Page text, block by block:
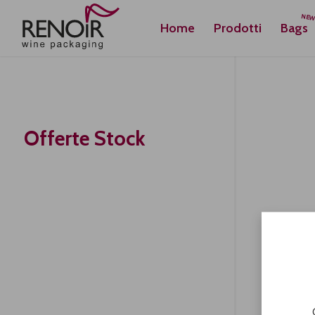
Home Prodotti Bags
Offerte Stock